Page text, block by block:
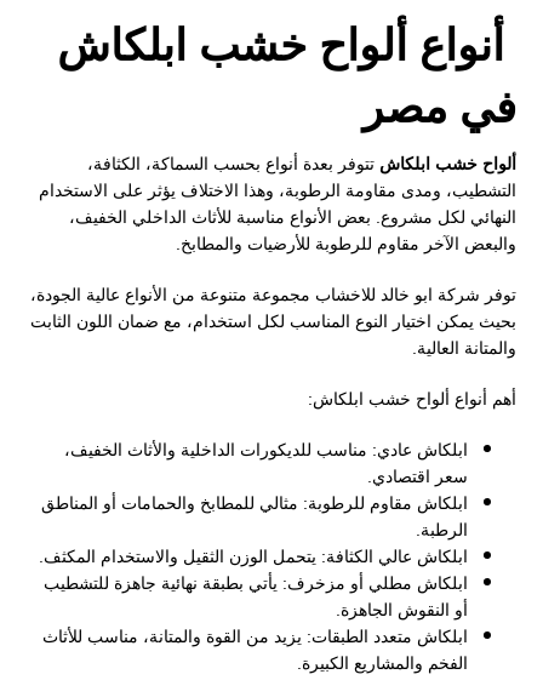
أنواع ألواح خشب ابلكاش
في مصر
ألواح خشب ابلكاش تتوفر بعدة أنواع بحسب السماكة، الكثافة،
التشطيب، ومدى مقاومة الرطوبة، وهذا الاختلاف يؤثر على الاستخدام
النهائي لكل مشروع. بعض الأنواع مناسبة للأثاث الداخلي الخفيف،
والبعض الآخر مقاوم للرطوبة للأرضيات والمطابخ.
توفر شركة ابو خالد للاخشاب مجموعة متنوعة من الأنواع عالية الجودة،
بحيث يمكن اختيار النوع المناسب لكل استخدام، مع ضمان اللون الثابت
والمتانة العالية.
أهم أنواع ألواح خشب ابلكاش:
ابلكاش عادي: مناسب للديكورات الداخلية والأثاث الخفيف،
سعر اقتصادي.
ابلكاش مقاوم للرطوبة: مثالي للمطابخ والحمامات أو المناطق
الرطبة.
ابلكاش عالي الكثافة: يتحمل الوزن الثقيل والاستخدام المكثف.
ابلكاش مطلي أو مزخرف: يأتي بطبقة نهائية جاهزة للتشطيب
أو النقوش الجاهزة.
ابلكاش متعدد الطبقات: يزيد من القوة والمتانة، مناسب للأثاث
الفخم والمشاريع الكبيرة.